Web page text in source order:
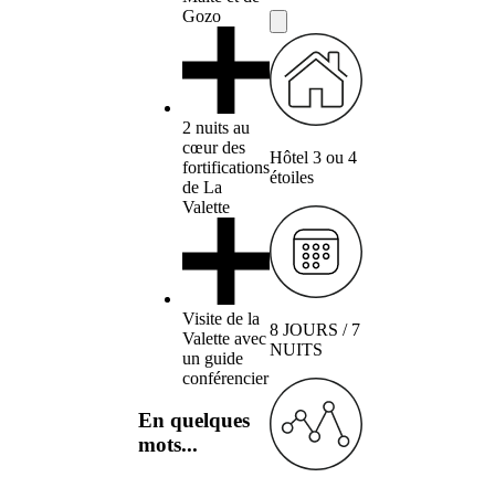
Gozo
2 nuits au
cœur des
fortifications
de La
Valette
Visite de la
Valette avec
un guide
conférencier
En quelques
mots...
Hôtel 3 ou 4
étoiles
8 JOURS / 7
NUITS